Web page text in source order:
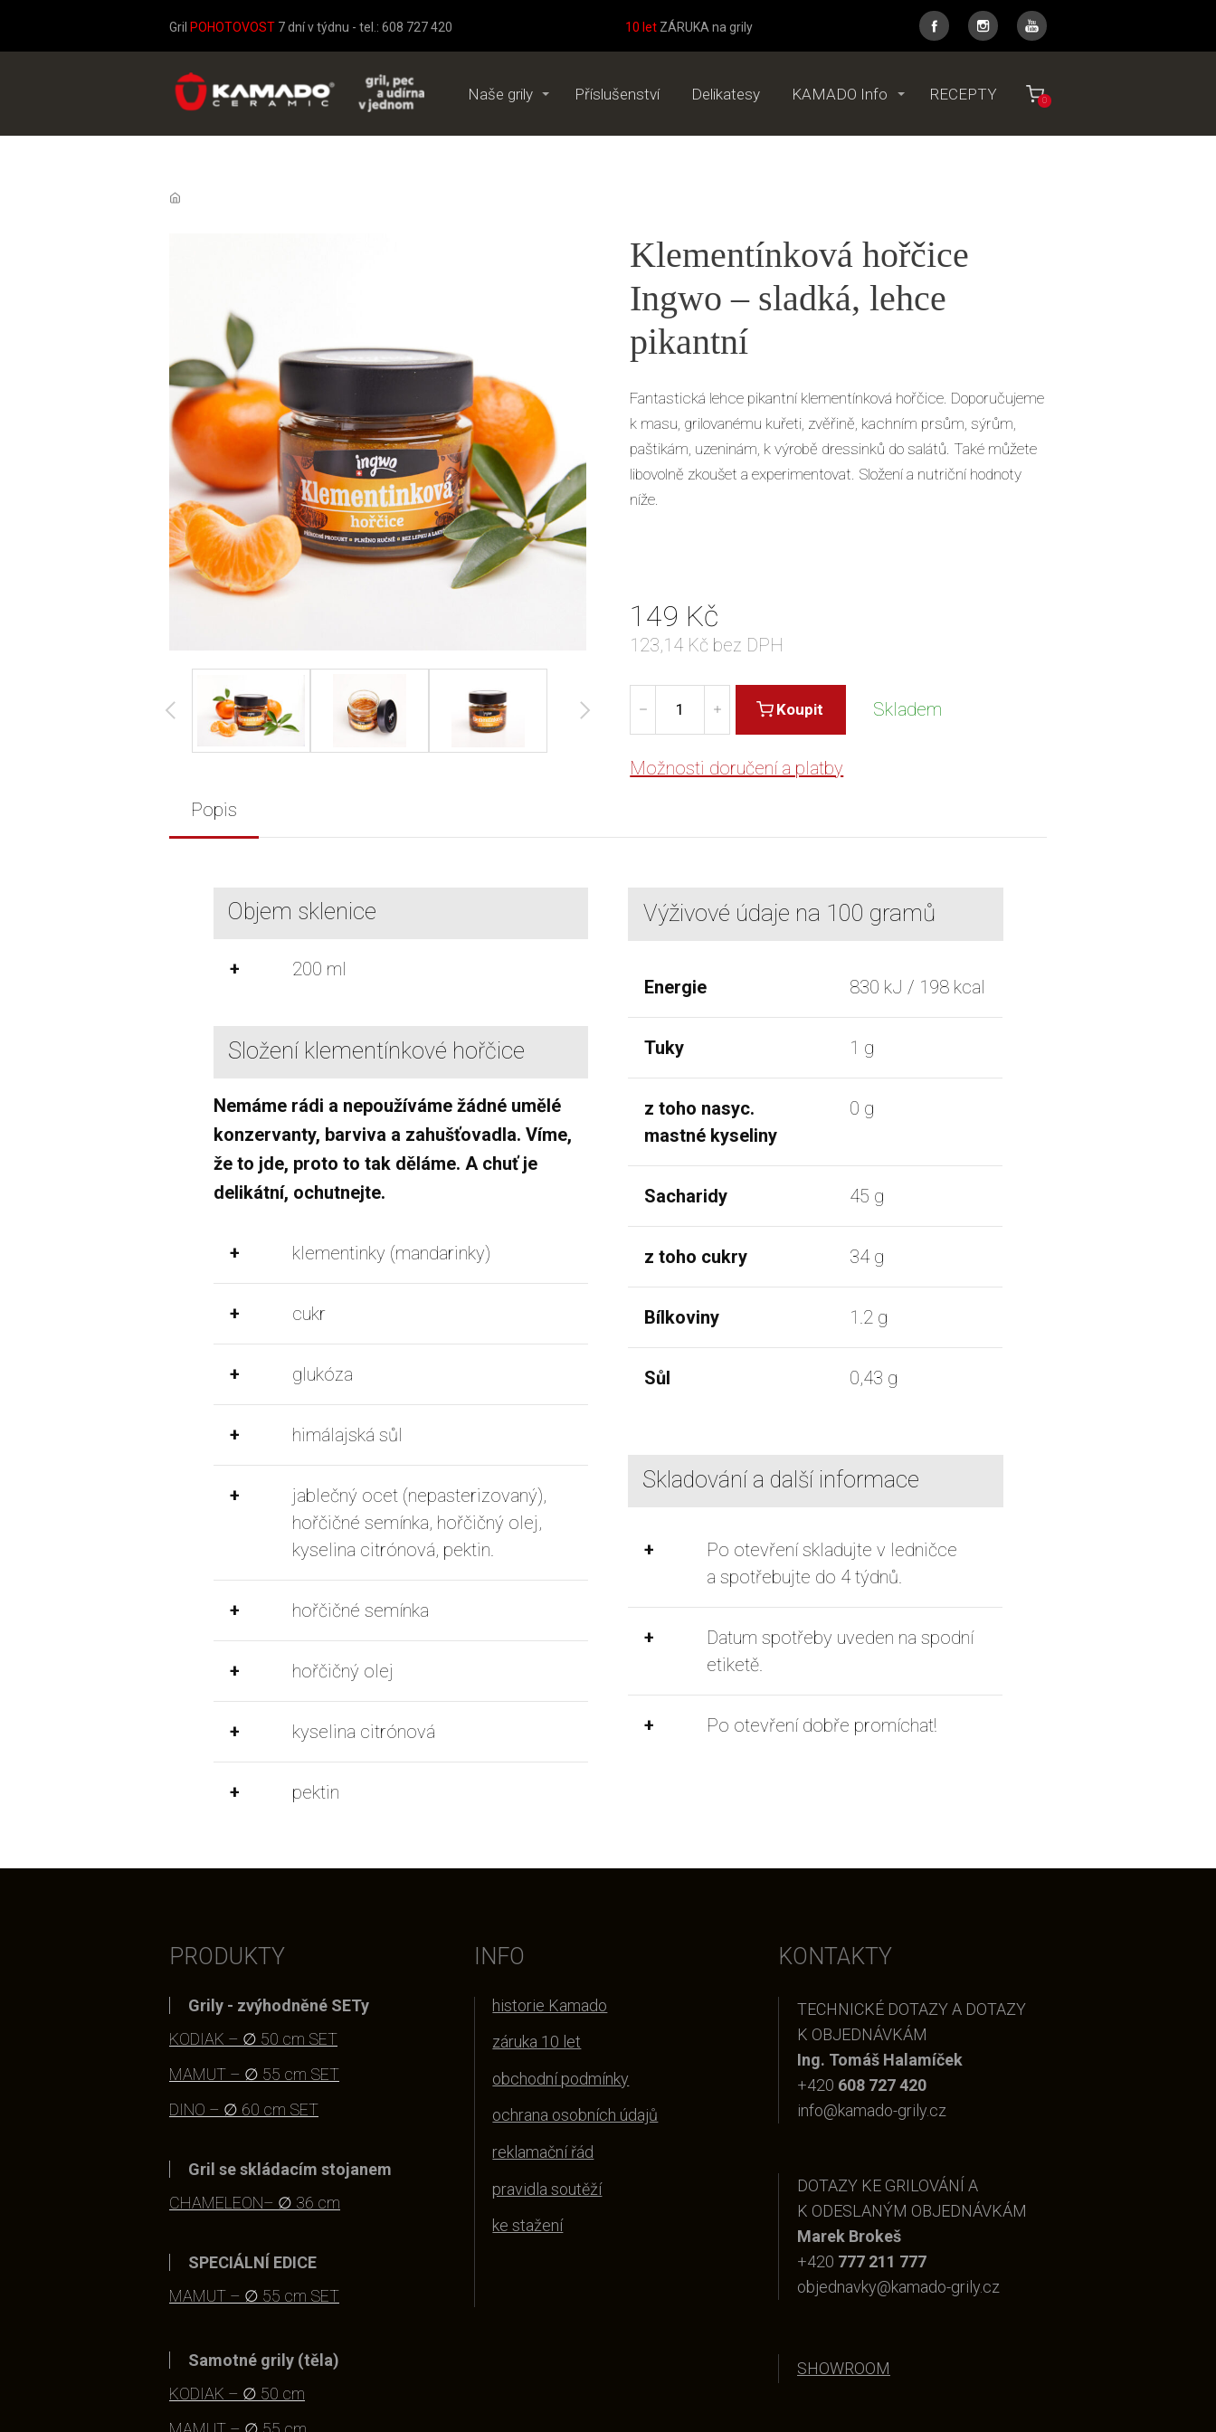
Gril POHOTOVOST 7 dní v týdnu - tel.: 608 727 420 10 let ZÁRUKA na grily
Naše grily Příslušenství Delikatesy KAMADO Info RECEPTY 0
Klementínková hořčice
Ingwo – sladká, lehce
pikantní
Fantastická lehce pikantní klementínková hořčice. Doporučujeme
k masu, grilovanému kuřeti, zvěřině, kachním prsům, sýrům,
paštikám, uzeninám, k výrobě dressinků do salátů. Také můžete
libovolně zkoušet a experimentovat. Složení a nutriční hodnoty
níže.
149 Kč
123,14 Kč bez DPH
Koupit Skladem
Možnosti doručení a platby
Popis
Objem sklenice
+ 200 ml
Složení klementínkové hořčice
Nemáme rádi a nepoužíváme žádné umělé
konzervanty, barviva a zahušťovadla. Víme,
že to jde, proto to tak děláme. A chuť je
delikátní, ochutnejte.
+ klementinky (mandarinky)
+ cukr
+ glukóza
+ himálajská sůl
+
jablečný ocet (nepasterizovaný),
hořčičné semínka, hořčičný olej,
kyselina citrónová, pektin.
+ hořčičné semínka
+ hořčičný olej
+ kyselina citrónová
+ pektin
Výživové údaje na 100 gramů
Energie 830 kJ / 198 kcal
Tuky 1 g
z toho nasyc.
mastné kyseliny
0 g
Sacharidy 45 g
z toho cukry 34 g
Bílkoviny 1.2 g
Sůl 0,43 g
Skladování a další informace
+
Po otevření skladujte v ledničce
a spotřebujte do 4 týdnů.
+
Datum spotřeby uveden na spodní
etiketě.
+ Po otevření dobře promíchat!
PRODUKTY
Grily - zvýhodněné SETy
KODIAK – ∅ 50 cm SET
MAMUT – ∅ 55 cm SET
DINO – ∅ 60 cm SET
Gril se skládacím stojanem
CHAMELEON– ∅ 36 cm
SPECIÁLNÍ EDICE
MAMUT – ∅ 55 cm SET
Samotné grily (těla)
KODIAK – ∅ 50 cm
INFO
historie Kamado
záruka 10 let
obchodní podmínky
ochrana osobních údajů
reklamační řád
pravidla soutěží
ke stažení
KONTAKTY
TECHNICKÉ DOTAZY A DOTAZY
K OBJEDNÁVKÁM
Ing. Tomáš Halamíček
+420 608 727 420
info@kamado-grily.cz
DOTAZY KE GRILOVÁNÍ A
K ODESLANÝM OBJEDNÁVKÁM
Marek Brokeš
+420 777 211 777
objednavky@kamado-grily.cz
SHOWROOM